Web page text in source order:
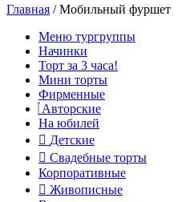
Главная / Мобильный фуршет
Меню тургруппы
Начинки
Торт за 3 часа!
Мини торты
Фирменные
Авторские
На юбилей
Детские
Свадебные торты
Корпоративные
Живописные